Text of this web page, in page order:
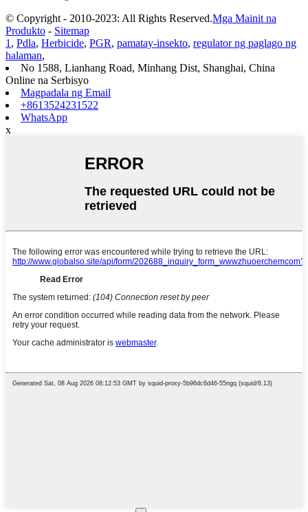
© Copyright - 2010-2023: All Rights Reserved.Mga Mainit na
Produkto - Sitemap
1 , Pdla, Herbicide, PGR, pamatay-insekto, regulator ng paglago ng
halaman,
No 1588, Lianhang Road, Minhang Dist, Shanghai, China
Online na Serbisyo
Magpadala ng Email
+8613524231522
WhatsApp
x